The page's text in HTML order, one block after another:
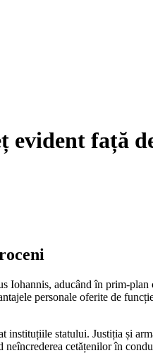
evident față
aducând în prim-
personale oferite de
statului. Justiția și
cetățenilor în